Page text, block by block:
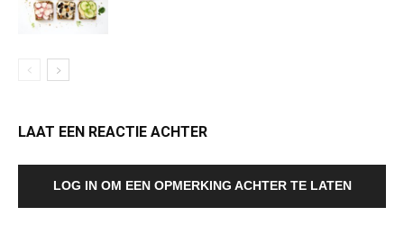
LAAT EEN REACTIE ACHTER
LOG IN OM EEN OPMERKING ACHTER TE LATEN